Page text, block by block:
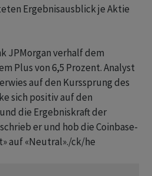
Ergebnisausblick je Aktie
JPMorgan verhalf dem
Plus von 6,5 Prozent. Analyst
auf den Kurssprung des
sich positiv auf den
die Ergebniskraft der
er und hob die Coinbase-
auf «Neutral»./ck/he